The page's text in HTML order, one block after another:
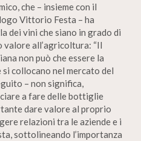
che – insieme con il
Vittorio Festa – ha
dei vini che siano in grado di
valore all’agricoltura: “Il
non può che essere la
collocano nel mercato del
– non significa,
a fare delle bottiglie
dare valore al proprio
relazioni tra le aziende e i
sottolineando l’importanza